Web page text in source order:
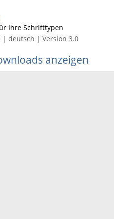
Ihre Schrifttypen
| deutsch | Version 3.0
anzeigen